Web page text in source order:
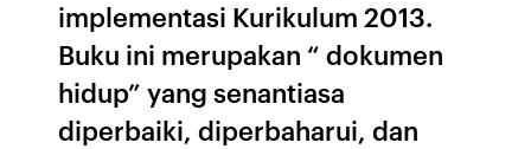
implementasi Kurikulum 2013.
Buku ini merupakan “ dokumen
hidup” yang senantiasa
diperbaiki, diperbaharui, dan